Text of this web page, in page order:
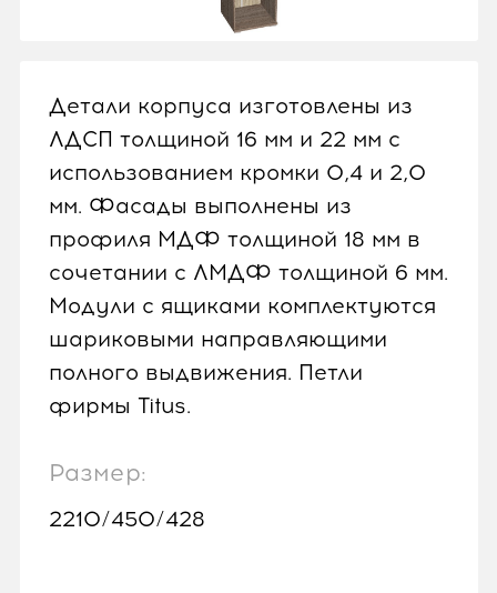
Детали корпуса изготовлены из
ЛДСП толщиной 16 мм и 22 мм с
использованием кромки 0,4 и 2,0
мм. Фасады выполнены из
профиля МДФ толщиной 18 мм в
сочетании с ЛМДФ толщиной 6 мм.
Модули с ящиками комплектуются
шариковыми направляющими
полного выдвижения. Петли
фирмы Titus.
Размер:
2210/450/428